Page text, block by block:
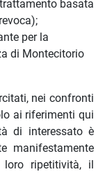
basata
per la
di Montecitorio
nei confronti
ai riferimenti qui
di interessato è
manifestamente
ripetitività, il